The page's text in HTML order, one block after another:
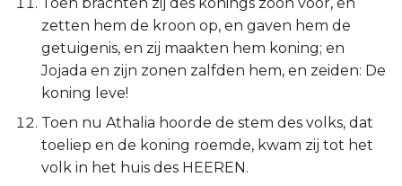
zetten hem de kroon op, en gaven hem de
getuigenis, en zij maakten hem koning; en
Jojada en zijn zonen zalfden hem, en zeiden: De
koning leve!
Toen nu Athalia hoorde de stem des volks, dat
toeliep en de koning roemde, kwam zij tot het
volk in het huis des HEEREN.